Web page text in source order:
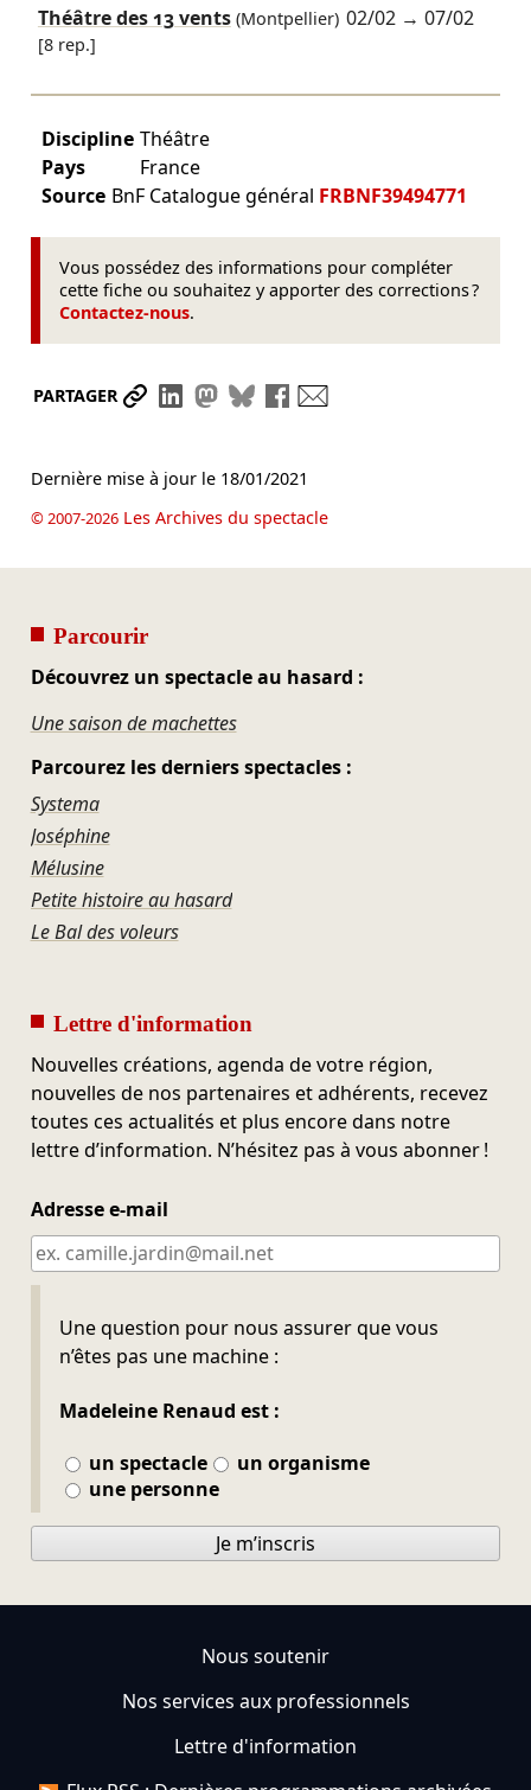
Théâtre des 13 vents(Montpellier) 02/02 →07/02
[8 rep.]
Discipline Théâtre
Pays
France
Source BnF Catalogue général FRBNF39494771
Vous possédez des informations pour compléter
cette fiche ou souhaitez y apporter des corrections ?
Contactez-nous.
PARTAGER Partager le lien
Partager sur LinkedIn
Partager sur Mastodon
Partager sur Bluesky
Partager sur Facebook
Dernière mise à jour le 18/01/2021
© 2007-2026Les Archives du spectacle
Parcourir
Découvrez un spectacle au hasard :
Une saison de machettes
Parcourez les derniers spectacles :
Systema
Joséphine
Mélusine
Petite histoire au hasard
Le Bal des voleurs
Lettre d'information
Nouvelles créations, agenda de votre région,
nouvelles de nos partenaires et adhérents, recevez
toutes ces actualités et plus encore dans notre
lettre d’information. N’hésitez pas à vous abonner !
Adresse e-mail
Une question pour nous assurer que vous
n’êtes pas une machine :
Madeleine Renaud est :
un spectacle
un organisme
une personne
Ne pas remplir
Je m’inscris
Nous soutenir
Nos services aux professionnels
Lettre d'information